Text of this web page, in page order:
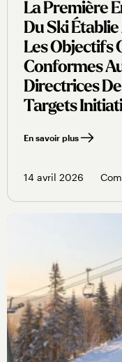
La Première
Du Ski
Les Objectifs
Conformes
Directrices
Targets
En savoir plus
14 avril 2026